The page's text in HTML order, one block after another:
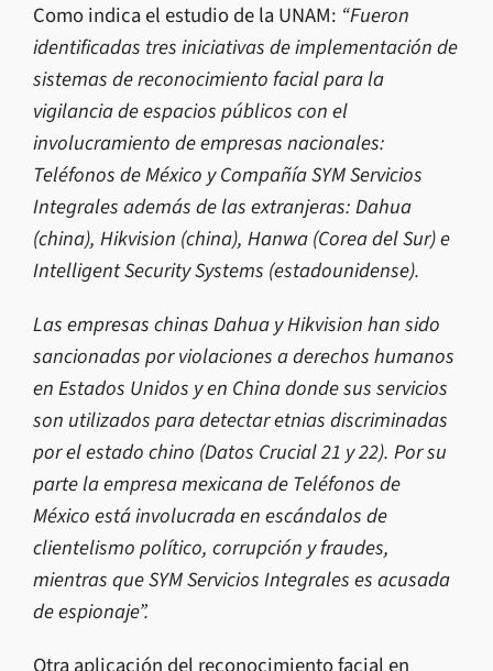
Como indica el estudio de la UNAM: “Fueron
identificadas tres iniciativas de implementación de
sistemas de reconocimiento facial para la
vigilancia de espacios públicos con el
involucramiento de empresas nacionales:
Teléfonos de México y Compañía SYM Servicios
Integrales además de las extranjeras: Dahua
(china), Hikvision (china), Hanwa (Corea del Sur) e
Intelligent Security Systems (estadounidense).
Las empresas chinas Dahua y Hikvision han sido
sancionadas por violaciones a derechos humanos
en Estados Unidos y en China donde sus servicios
son utilizados para detectar etnias discriminadas
por el estado chino (Datos Crucial 21 y 22). Por su
parte la empresa mexicana de Teléfonos de
México está involucrada en escándalos de
clientelismo político, corrupción y fraudes,
mientras que SYM Servicios Integrales es acusada
de espionaje”.
Otra aplicación del reconocimiento facial en